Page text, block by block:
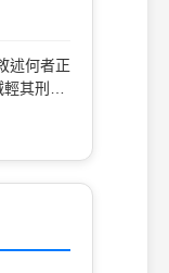
引起一
益 (C)
十九條
述何者正
一般同
九條酌量